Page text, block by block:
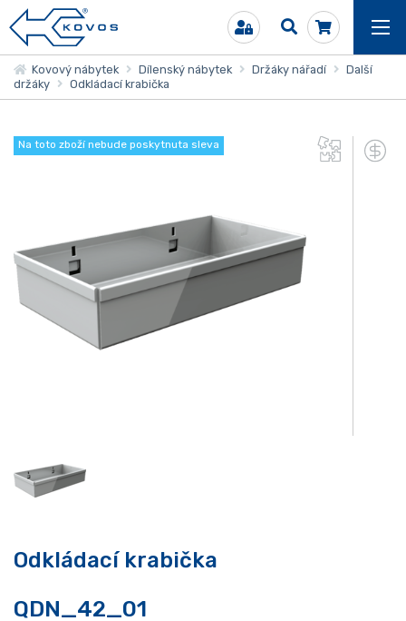
Kovový nábytek Dílenský nábytek Držáky nářadí
Další
držáky
Odkládací krabička
Na toto zboží nebude poskytnuta sleva
Odkládací krabička
QDN_42_01